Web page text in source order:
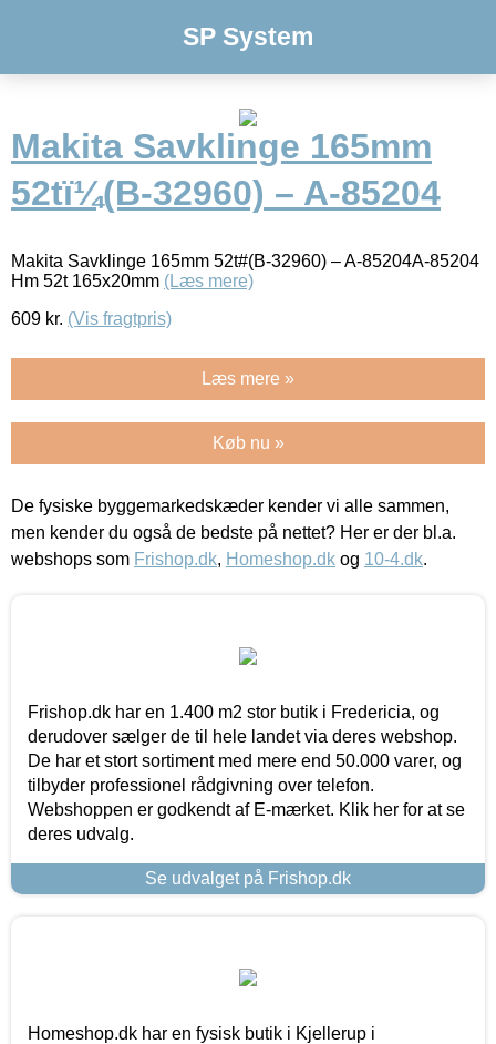
SP System
Makita Savklinge 165mm
52tï¼(B-32960) – A-85204
Makita Savklinge 165mm 52t#(B-32960) – A-85204A-85204
Hm 52t 165x20mm (Læs mere)
609 kr. (Vis fragtpris)
Læs mere »
Køb nu »
De fysiske byggemarkedskæder kender vi alle sammen,
men kender du også de bedste på nettet? Her er der bl.a.
webshops som Frishop.dk, Homeshop.dk og 10-4.dk.
Frishop.dk har en 1.400 m2 stor butik i Fredericia, og
derudover sælger de til hele landet via deres webshop.
De har et stort sortiment med mere end 50.000 varer, og
tilbyder professionel rådgivning over telefon.
Webshoppen er godkendt af E-mærket. Klik her for at se
deres udvalg.
Se udvalget på Frishop.dk
Homeshop.dk har en fysisk butik i Kjellerup i